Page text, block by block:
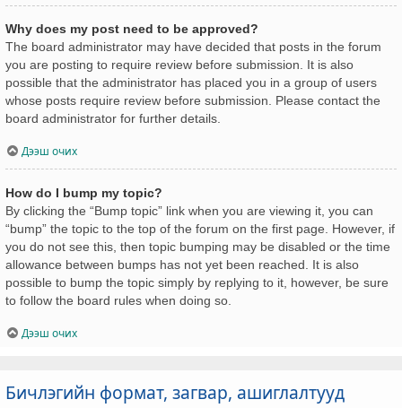
Why does my post need to be approved?
The board administrator may have decided that posts in the forum
you are posting to require review before submission. It is also
possible that the administrator has placed you in a group of users
whose posts require review before submission. Please contact the
board administrator for further details.
Дээш очих
How do I bump my topic?
By clicking the “Bump topic” link when you are viewing it, you can
“bump” the topic to the top of the forum on the first page. However, if
you do not see this, then topic bumping may be disabled or the time
allowance between bumps has not yet been reached. It is also
possible to bump the topic simply by replying to it, however, be sure
to follow the board rules when doing so.
Дээш очих
Бичлэгийн формат, загвар, ашиглалтууд